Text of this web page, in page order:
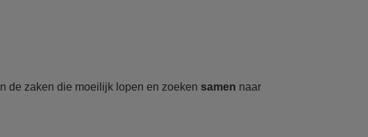
de zaken die moeilijk lopen en zoeken samen naar